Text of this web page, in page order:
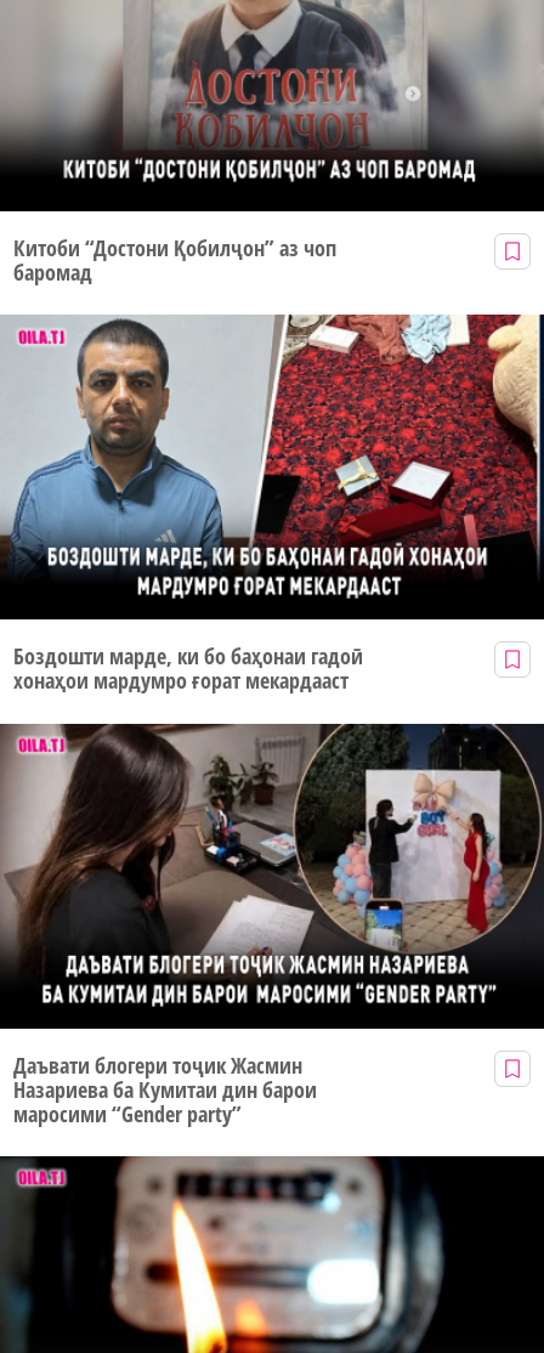
Китоби “Достони Қобилҷон” аз чоп
баромад
Боздошти марде, ки бо баҳонаи гадоӣ
хонаҳои мардумро ғорат мекардааст
Даъвати блогери тоҷик Жасмин
Назариева ба Кумитаи дин барои
маросими “Gender party”